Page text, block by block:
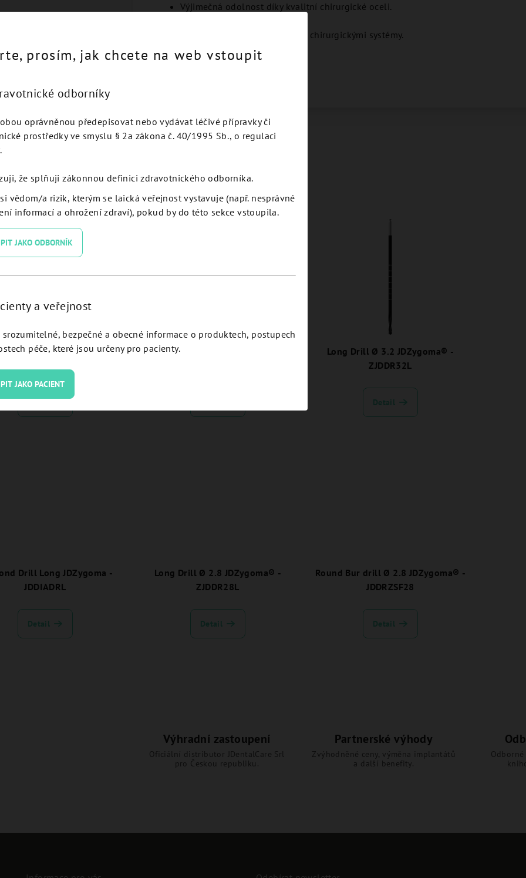
Výjimečná odolnost díky kvalitní chirurgické oceli.
Kompatibilita se standardními chirurgickými systémy.
depth probe JDZygoma® -
Detail
Initial Drill L 70 New Profile
Long Drill Ø 3.2 JDZygoma® -
ZJDDR32L
Detail
Drill Long JDZygoma -
JDDIADRL
Detail
Long Drill Ø 2.8 JDZygoma® -
ZJDDR28L
Detail
Round Bur drill Ø 2.8 JDZygoma® -
JDDRZSF28
Detail
Výhradní zastoupení
Oficiální distributor JDentalCare Srl
pro Českou republiku.
Partnerské výhody
Zvýhodněné ceny, výměna implantátů
a další benefity.
Odborné
prosím, jak chcete na web vstoupit
odborníky
oprávněnou předepisovat nebo vydávat léčivé přípravky či
prostředky ve smyslu § 2a zákona č. 40/1995 Sb., o regulaci
že splňuji zákonnou definici zdravotnického odborníka.
vědom/a rizik, kterým se laická veřejnost vystavuje (např. nesprávné
informací a ohrožení zdraví), pokud by do této sekce vstoupila.
JAKO ODBORNÍK
a veřejnost
bezpečné a obecné informace o produktech, postupech
péče, které jsou určeny pro pacienty.
JAKO PACIENT